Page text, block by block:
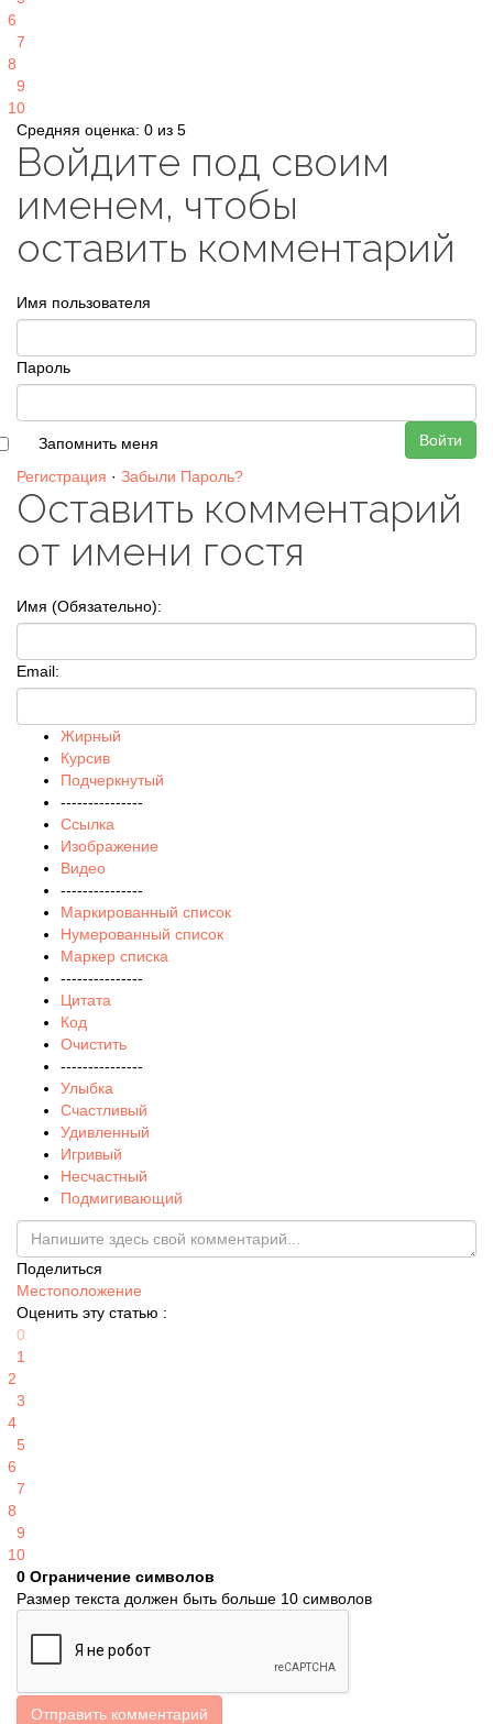
6
7
8
9
10
Средняя оценка: 0 из 5
Войдите под своим
именем, чтобы
оставить комментарий
Имя пользователя
Пароль
Войти
Запомнить меня
Регистрация · Забыли Пароль?
Оставить комментарий
от имени гостя
Имя (Обязательно):
Email:
Жирный
Курсив
Подчеркнутый
---------------
Ссылка
Изображение
Видео
---------------
Маркированный список
Нумерованный список
Маркер списка
---------------
Цитата
Код
Очистить
---------------
Улыбка
Счастливый
Удивленный
Игривый
Несчастный
Подмигивающий
Поделиться
Местоположение
Оценить эту статью :
0
1
2
3
4
5
6
7
8
9
10
0 Ограничение символов
Размер текста должен быть больше 10 символов
Отправить комментарий